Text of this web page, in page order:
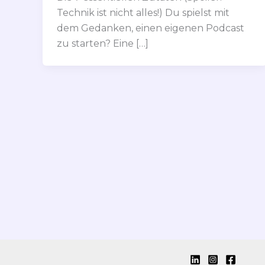
Technik ist nicht alles!) Du spielst mit
dem Gedanken, einen eigenen Podcast
zu starten? Eine […]